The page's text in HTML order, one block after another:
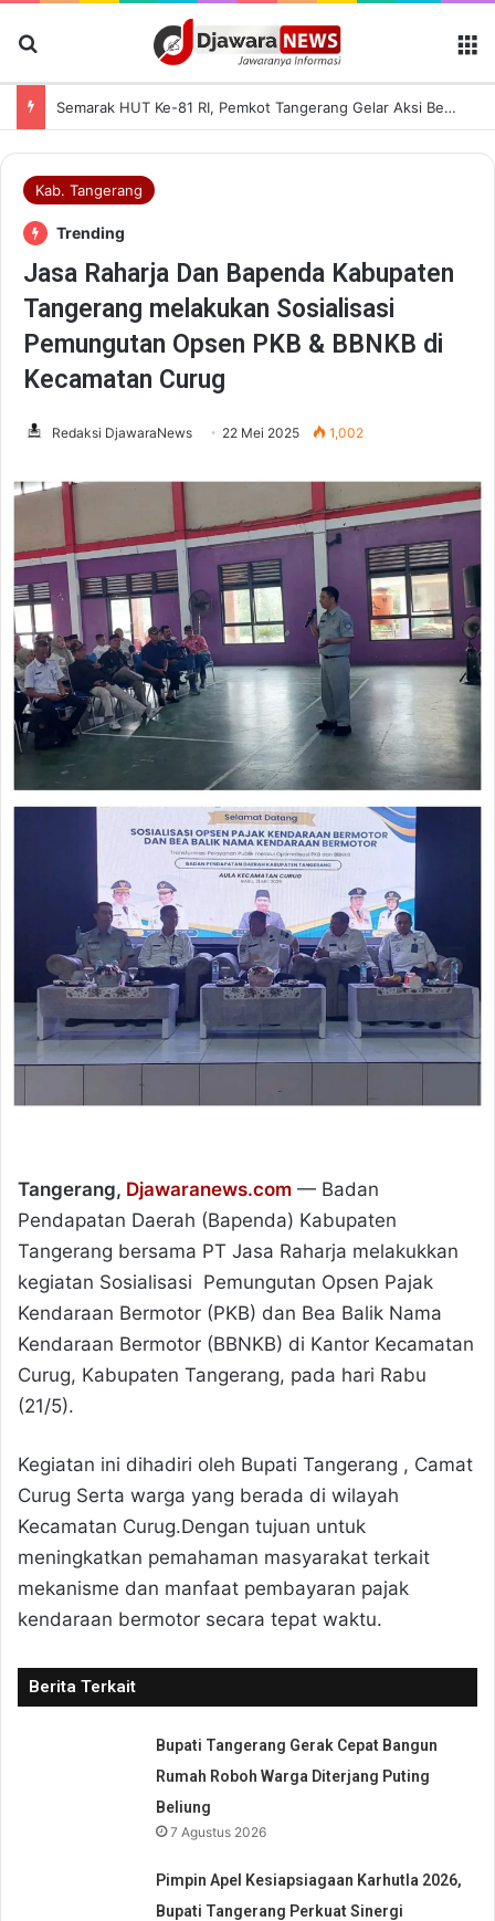
Tingkatkan Keamanan dan Keselamatan Penyeberangan, Jasa Raharja Banten Hadiri Peresmian Sterilisasi Pelabuhan Merak
Kab. Tangerang
Trending
Jasa Raharja Dan Bapenda Kabupaten
Tangerang melakukan Sosialisasi
Pemungutan Opsen PKB & BBNKB di
Kecamatan Curug
Redaksi DjawaraNews 22 Mei 2025 1,002
Tangerang, Djawaranews.com — Badan
Pendapatan Daerah (Bapenda) Kabupaten
Tangerang bersama PT Jasa Raharja melakukkan
kegiatan Sosialisasi Pemungutan Opsen Pajak
Kendaraan Bermotor (PKB) dan Bea Balik Nama
Kendaraan Bermotor (BBNKB) di Kantor Kecamatan
Curug, Kabupaten Tangerang, pada hari Rabu
(21/5).
Kegiatan ini dihadiri oleh Bupati Tangerang , Camat
Curug Serta warga yang berada di wilayah
Kecamatan Curug.Dengan tujuan untuk
meningkatkan pemahaman masyarakat terkait
mekanisme dan manfaat pembayaran pajak
kendaraan bermotor secara tepat waktu.
Berita Terkait
Bupati Tangerang Gerak Cepat Bangun
Rumah Roboh Warga Diterjang Puting
Beliung
7 Agustus 2026
Pimpin Apel Kesiapsiagaan Karhutla 2026,
Bupati Tangerang Perkuat Sinergi